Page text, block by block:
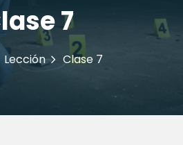
7
Lección Clase 7